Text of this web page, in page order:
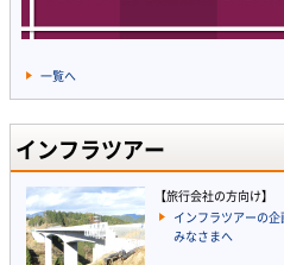
一覧へ
インフラツアー
【旅行会社の方向け】
インフラツアーの
みなさまへ